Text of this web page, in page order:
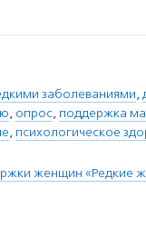
заболеваниями,
, опрос, поддержка
, психологическое
женщин «Редкие